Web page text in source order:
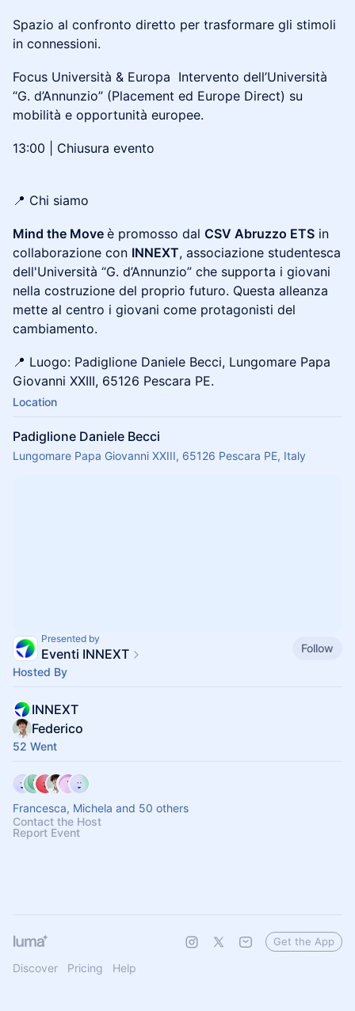
Spazio al confronto diretto per trasformare gli stimoli
in connessioni.
Focus Università & Europa Intervento dell’Università
“G. d’Annunzio” (Placement ed Europe Direct) su
mobilità e opportunità europee.
13:00 | Chiusura evento
📍 Chi siamo
Mind the Move è promosso dal CSV Abruzzo ETS in
collaborazione con INNEXT, associazione studentesca
dell'Università “G. d’Annunzio” che supporta i giovani
nella costruzione del proprio futuro. Questa alleanza
mette al centro i giovani come protagonisti del
cambiamento.
📍 Luogo: Padiglione Daniele Becci, Lungomare Papa
Giovanni XXIII, 65126 Pescara PE.
Location
Padiglione Daniele Becci
Lungomare Papa Giovanni XXIII, 65126 Pescara PE, Italy
Presented by
Eventi INNEXT
Follow
Hosted By
INNEXT
Federico
52 Went
Francesca, Michela and 50 others
Contact the Host
Report Event
Discover Pricing Help
Get the App